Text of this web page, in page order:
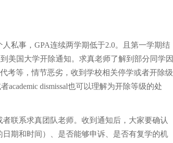
私事，GPA连续两学期低于2.0。且第一学期结
美国大学开除通知。求真老师了解到部分同学因
考等，情节恶劣，收到学校相关停学或者开除级
academic dismissal也可以理解为开除等级的处
联系求真团队老师。收到通知后，大家要确认
期和时间）、是否能够申诉、是否有复学的机